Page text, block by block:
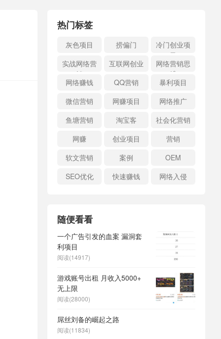
热门标签
灰色项目 捞偏门
冷门创业项
目
实战网络营
销
互联网创业
网络营销思
维
网络赚钱
QQ营销
暴利项目
微信营销
网赚项目
网络推广
鱼塘营销
淘宝客
社会化营销
网赚
创业项目
营销
软文营销
案例
OEM
SEO优化
快速赚钱 网络入侵
随便看看
一个广告引发的血案 漏洞套
利项目
阅读(14917)
游戏账号出租 月收入5000+
无上限
阅读(28000)
屌丝刘备的崛起之路
阅读(11834)